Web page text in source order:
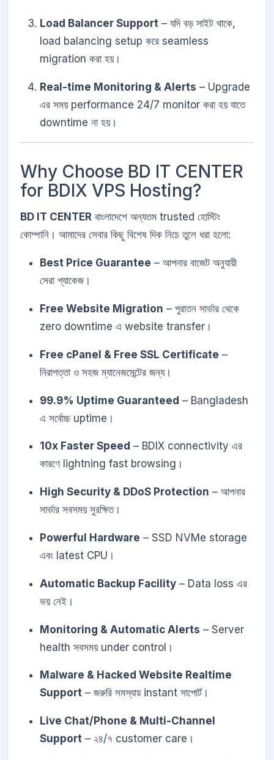
Load Balancer Support – যদি বড় সাইট থাকে,
load balancing setup করে seamless
migration করা হয়।
Real-time Monitoring & Alerts – Upgrade
এর সময় performance 24/7 monitor করা হয় যাতে
downtime না হয়।
Why Choose BD IT CENTER
for BDIX VPS Hosting?
BD IT CENTER বাংলাদেশে অন্যতম trusted হোস্টিং
কোম্পানি। আমাদের সেবার কিছু বিশেষ দিক নিচে তুলে ধরা হলো:
Best Price Guarantee – আপনার বাজেট অনুযায়ী
সেরা প্যাকেজ।
Free Website Migration – পুরাতন সার্ভার থেকে
zero downtime এ website transfer।
Free cPanel & Free SSL Certificate –
নিরাপত্তা ও সহজ ম্যানেজমেন্টের জন্য।
99.9% Uptime Guaranteed – Bangladesh
এ সর্বোচ্চ uptime।
10x Faster Speed – BDIX connectivity এর
কারণে lightning fast browsing।
High Security & DDoS Protection – আপনার
সার্ভার সবসময় সুরক্ষিত।
Powerful Hardware – SSD NVMe storage
এবং latest CPU।
Automatic Backup Facility – Data loss এর
ভয় নেই।
Monitoring & Automatic Alerts – Server
health সবসময় under control।
Malware & Hacked Website Realtime
Support – জরুরি সমস্যায় instant সাপোর্ট।
Live Chat/Phone & Multi-Channel
Support – ২৪/৭ customer care।